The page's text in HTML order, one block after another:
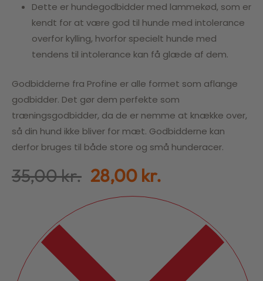
Dette er hundegodbidder med lammekød, som er
kendt for at være god til hunde med intolerance
overfor kylling, hvorfor specielt hunde med
tendens til intolerance kan få glæde af dem.
Godbidderne fra Profine er alle formet som aflange
godbidder. Det gør dem perfekte som
træningsgodbidder, da de er nemme at knække over,
så din hund ikke bliver for mæt. Godbidderne kan
derfor bruges til både store og små hunderacer.
35,00kr. 28,00 kr.